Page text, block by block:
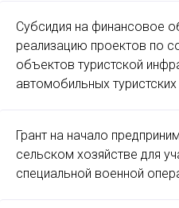
Субсидия на финансовое
реализацию проектов по
объектов туристской
автомобильных
Грант на начало
сельском хозяйстве для
специальной военной